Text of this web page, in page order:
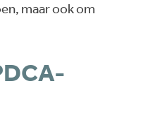
maar ook om